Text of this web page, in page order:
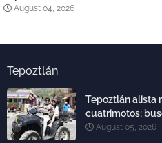
August 04, 2026
Tepoztlán
Tepoztlán alista
cuatrimotos;
August 05, 2026